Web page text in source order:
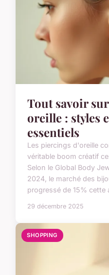
Tout savoir
oreille : styles
essentiels
Les piercings d'oreille
véritable boom créatif
Selon le Global Body
2024, le marché des
progressé de 15% cette
29 décembre 2025
SHOPPING